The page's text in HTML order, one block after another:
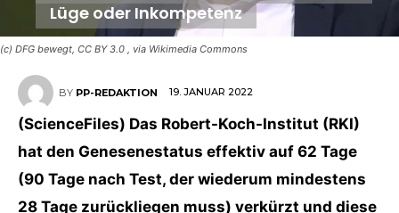
(c) DFG bewegt, CC BY 3.0 , via Wikimedia Commons
Lüge oder Inkompetenz
BY PP-REDAKTION 19. JANUAR 2022
(ScienceFiles) Das Robert-Koch-Institut (RKI)
hat den Genesenestatus effektiv auf 62 Tage
(90 Tage nach Test, der wiederum mindestens
28 Tage zurückliegen muss) verkürzt und diese